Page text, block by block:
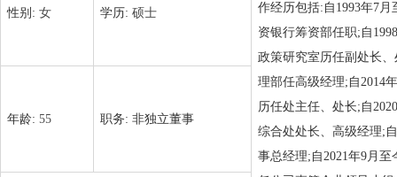
性别: 女 学历: 硕士
作经历包括:自1993年7
资银行筹资部任职;自
政策研究室历任副处长
理部任高级经理;自2014
历任处主任、处长;自
综合处处长、高级经理;
事总经理;自2021年9月
年龄: 55 职务: 非独立董事